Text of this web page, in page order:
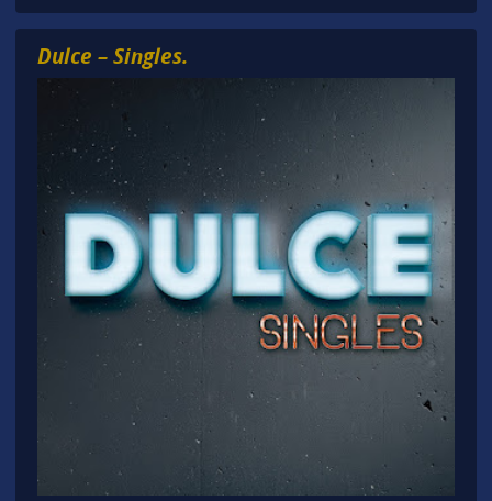
Dulce – Singles.